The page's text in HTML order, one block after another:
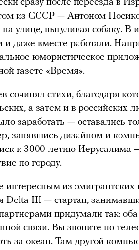
сразу после переезда в
из СССР — Антоном
на улице, выгуливая собаку. В
и даже вместе работали.
юмористическое
газете «Время».
сочинял стихи, благодаря
а затем и в российских
заработать — оставались
занявшись дизайном и
к 3000-летию Иерусалима
по городу.
интересным из эмигрантских
Delta III — стартап,
придумали так:
связи. Вы звоните по
за океан. Там другой